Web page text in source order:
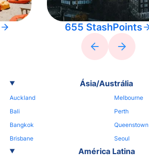
655 StashPoints
Ásia/Austrália
Auckland
Bali
Bangkok
Brisbane
Melbourne
Perth
Queenstown
Seoul
América Latina